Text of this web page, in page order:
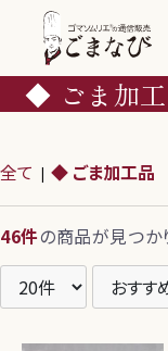
◆ ごま加
全て | ◆ ごま加工品
46件の商品が見つか